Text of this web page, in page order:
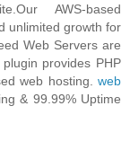
AWS-based
unlimited growth for
Web Servers are
provides PHP
web hosting. web
& 99.99% Uptime